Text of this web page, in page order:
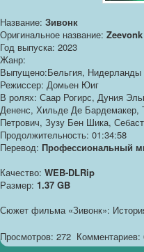
Название: Зивонк
Оригинальное название: Zeevonk
Год выпуска: 2023
Жанр:
Выпущено:Бельгия, Нидерланды
Режиссер: Домьен Юиг
В ролях: Саар Рогирс, Дуния
Дененс, Хильде Де
Петрович, Зузу Бен Шика,
Продолжительность: 01:34:58
Перевод: Профессиональный
Качество: WEB-DLRip
Размер: 1.37 GB
Сюжет фильма «Зивонк»:
Просмотров: 272 Комментариев: